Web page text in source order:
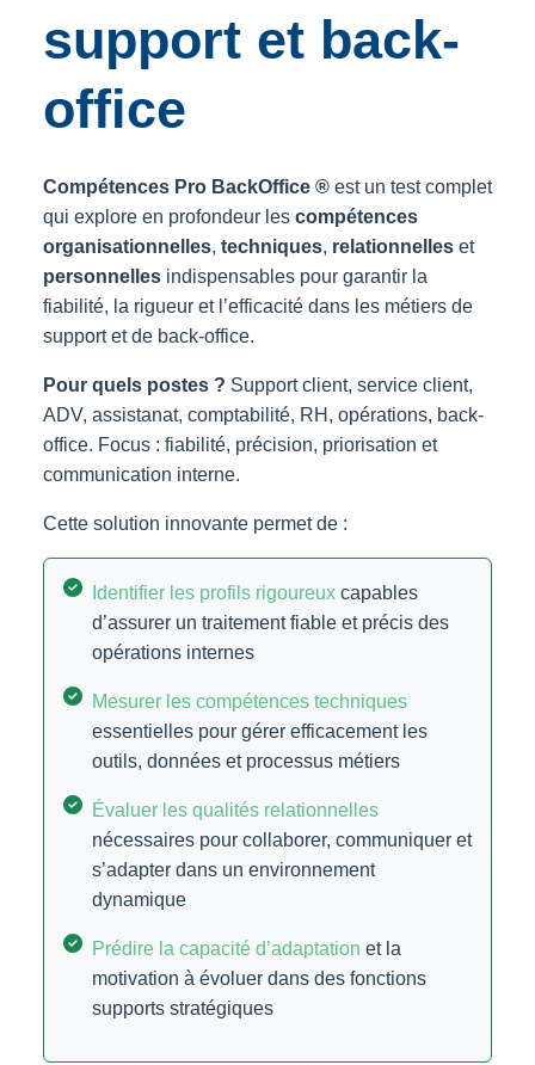
support et back-
office
Compétences Pro BackOffice ® est un test complet
qui explore en profondeur les compétences
organisationnelles, techniques, relationnelles et
personnelles indispensables pour garantir la
fiabilité, la rigueur et l’efficacité dans les métiers de
support et de back-office.
Pour quels postes ? Support client, service client,
ADV, assistanat, comptabilité, RH, opérations, back-
office. Focus : fiabilité, précision, priorisation et
communication interne.
Cette solution innovante permet de :
Identifier les profils rigoureux capables
d’assurer un traitement fiable et précis des
opérations internes
Mesurer les compétences techniques
essentielles pour gérer efficacement les
outils, données et processus métiers
Évaluer les qualités relationnelles
nécessaires pour collaborer, communiquer et
s’adapter dans un environnement
dynamique
Prédire la capacité d’adaptation et la
motivation à évoluer dans des fonctions
supports stratégiques